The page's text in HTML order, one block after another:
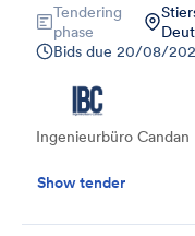
Tendering
phase
Bids due 20/08/
Ingenieurbüro Candan
Show tender